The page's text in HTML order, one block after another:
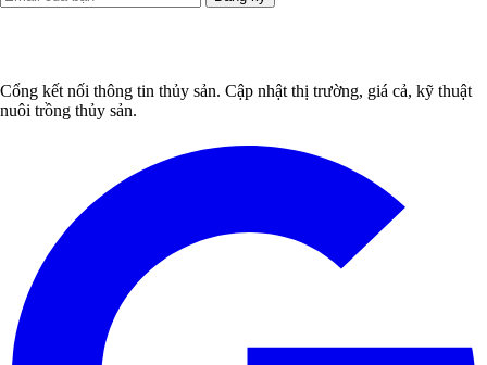
Cổng kết nối thông tin thủy sản. Cập nhật thị trường, giá cả, kỹ thuật
nuôi trồng thủy sản.